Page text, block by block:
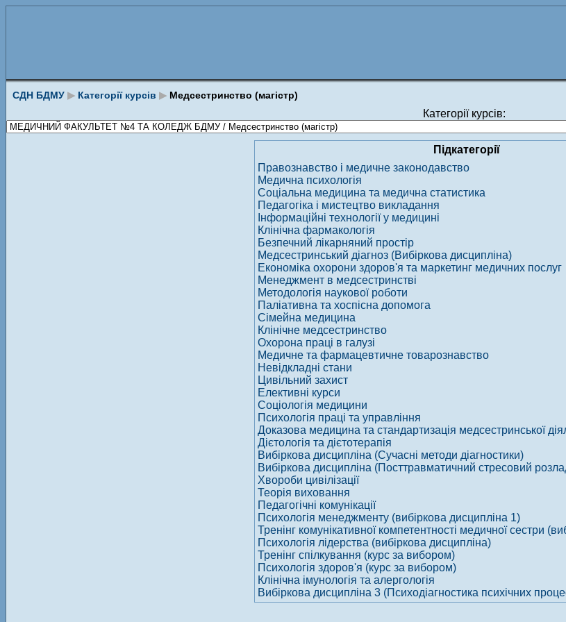
СДН БДМУ ▶ Категорії курсів ▶ Медсестринство (магістр)
Категорії курсів:
Підкатегорії
Правознавство і медичне законодавство
Медична психологія
Соціальна медицина та медична статистика
Педагогіка і мистецтво викладання
Інформаційні технології у медицині
Клінічна фармакологія
Безпечний лікарняний простір
Медсестринський діагноз (Вибіркова дисципліна)
Економіка охорони здоров'я та маркетинг медичних послуг
Менеджмент в медсестринстві
Методологія наукової роботи
Паліативна та хоспісна допомога
Сімейна медицина
Клінічне медсестринство
Охорона праці в галузі
Медичне та фармацевтичне товарознавство
Невідкладні стани
Цивільний захист
Елективні курси
Соціологія медицини
Психологія праці та управління
Доказова медицина та стандартизація медсестринської
Дієтологія та дієтотерапія
Вибіркова дисципліна (Сучасні методи діагностики)
Вибіркова дисципліна (Посттравматичний стресовий
Хвороби цивілізації
Теорія виховання
Педагогічні комунікації
Психологія менеджменту (вибіркова дисципліна 1)
Тренінг комунікативної компетентності медичної сестри
Психологія лідерства (вибіркова дисципліна)
Тренінг спілкування (курс за вибором)
Психологія здоров'я (курс за вибором)
Клінічна імунологія та алергологія
Вибіркова дисципліна 3 (Психодіагностика психічних